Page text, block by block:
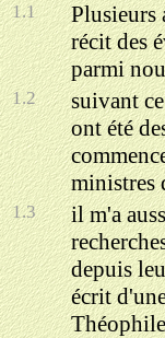
1.1
Plusieurs
récit des
parmi
1.2
suivant
ont été
ministres
1.3
il m'a
depuis
écrit